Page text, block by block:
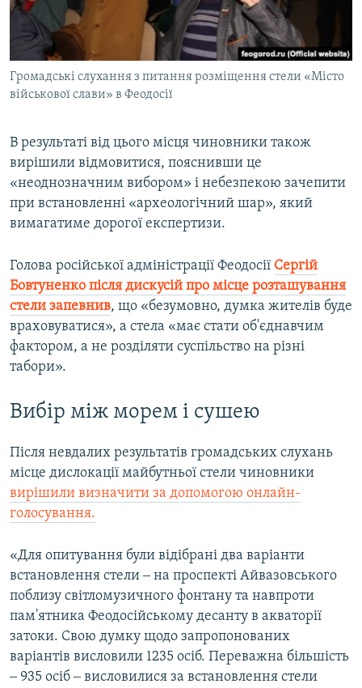
Громадські слухання з питання розміщення стели «Місто
військової слави» в Феодосії
В результаті від цього місця чиновники також
вирішили відмовитися, пояснивши це
«неоднозначним вибором» і небезпекою зачепити
при встановленні «археологічний шар», який
вимагатиме дорогої експертизи.
Голова російської адміністрації Феодосії Сергій
Бовтуненко після дискусій про місце розташування
стели запевнив, що «безумовно, думка жителів буде
враховуватися», а стела «має стати об'єднавчим
фактором, а не розділяти суспільство на різні
табори».
Вибір між морем і сушею
Після невдалих результатів громадських слухань
місце дислокації майбутньої стели чиновники
вирішили визначити за допомогою онлайн-
голосування.
«Для опитування були відібрані два варіанти
встановлення стели ‒ на проспекті Айвазовського
поблизу світломузичного фонтану та навпроти
пам'ятника Феодосійському десанту в акваторії
затоки. Свою думку щодо запропонованих
варіантів висловили 1235 осіб. Переважна більшість
‒ 935 осіб ‒ висловилися за встановлення стели